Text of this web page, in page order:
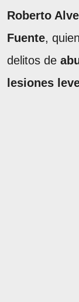
Roberto
Fuente,
delitos de
lesiones